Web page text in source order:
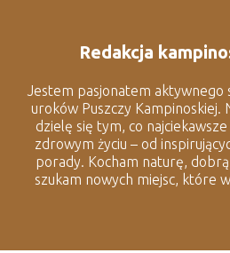
Redakcja
Jestem pasjonatem aktywnego
uroków Puszczy Kampinoskiej.
dzielę się tym, co
zdrowym życiu – od
porady. Kocham naturę,
szukam nowych miejsc, które